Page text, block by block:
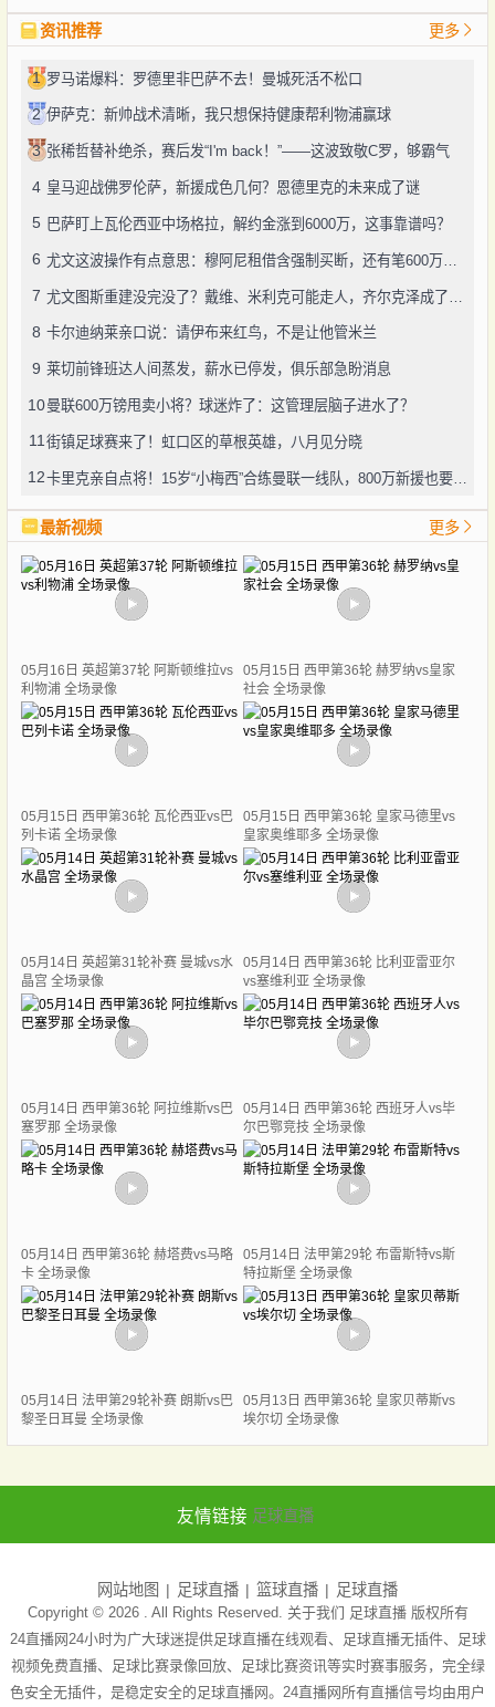
资讯推荐 更多
1 罗马诺爆料：罗德里非巴萨不去！曼城死活不松口
2 伊萨克：新帅战术清晰，我只想保持健康帮利物浦赢球
3 张稀哲替补绝杀，赛后发“I'm back！”——这波致敬C罗，够霸气
4 皇马迎战佛罗伦萨，新援成色几何？恩德里克的未来成了谜
5 巴萨盯上瓦伦西亚中场格拉，解约金涨到6000万，这事靠谱吗？
6
7
8 卡尔迪纳莱亲口说：请伊布来红鸟，不是让他管米兰
9 莱切前锋班达人间蒸发，薪水已停发，俱乐部急盼消息
10曼联600万镑甩卖小将？球迷炸了：这管理层脑子进水了？
11街镇足球赛来了！虹口区的草根英雄，八月见分晓
12 卡里克亲自点将！15岁“小梅西”合练曼联一线队，800万新援也要露脸
最新视频 更多
05月16日 英超第37轮 阿斯顿维拉vs
利物浦 全场录像
05月15日 西甲第36轮 赫罗纳vs皇家
社会 全场录像
05月15日 西甲第36轮 瓦伦西亚vs巴
列卡诺 全场录像
05月15日 西甲第36轮 皇家马德里vs
皇家奥维耶多 全场录像
05月14日 英超第31轮补赛 曼城vs水
晶宫 全场录像
05月14日 西甲第36轮 比利亚雷亚尔
vs塞维利亚 全场录像
05月14日 西甲第36轮 阿拉维斯vs巴
塞罗那 全场录像
05月14日 西甲第36轮 西班牙人vs毕
尔巴鄂竞技 全场录像
05月14日 西甲第36轮 赫塔费vs马略
卡 全场录像
05月14日 法甲第29轮 布雷斯特vs斯
特拉斯堡 全场录像
05月14日 法甲第29轮补赛 朗斯vs巴
黎圣日耳曼 全场录像
05月13日 西甲第36轮 皇家贝蒂斯vs
埃尔切 全场录像
友情链接 足球直播
网站地图 足球直播 篮球直播 足球直播
Copyright © 2026 . All Rights Reserved. 关于我们 足球直播版权所有
24直播网24小时为广大球迷提供足球直播在线观看、足球直播无插件、足球
视频免费直播、足球比赛录像回放、足球比赛资讯等实时赛事服务，完全绿
色安全无插件，是稳定安全的足球直播网。24直播网所有直播信号均由用户